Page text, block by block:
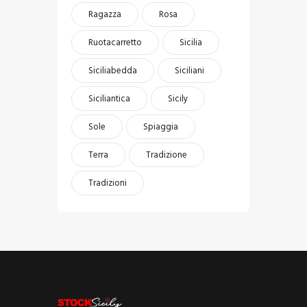
Ragazza
Rosa
Ruotacarretto
Sicilia
Siciliabedda
Siciliani
Siciliantica
Sicily
Sole
Spiaggia
Terra
Tradizione
Tradizioni